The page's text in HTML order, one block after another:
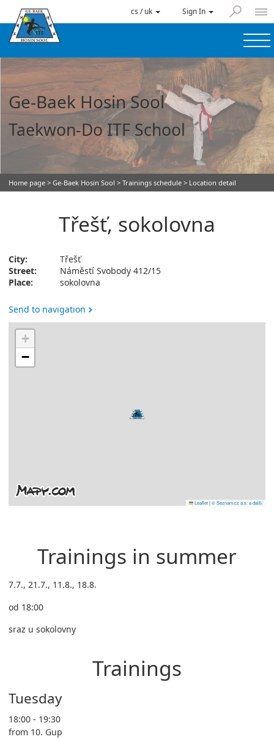
cs / uk Sign In
Ge-Baek Hosin Sool
Taekwon-Do ITF School
Home page > Ge-Baek Hosin Sool > Trainings schedule > Location detail
Třešť, sokolovna
City:
Třešť
Street:
Náměstí Svobody 412/15
Place:
sokolovna
Send to navigation
+
−
Leaflet|© Seznam.cz a.s. a další
Trainings in summer
7.7., 21.7., 11.8., 18.8.
od 18:00
sraz u sokolovny
Trainings
Tuesday
18:00 - 19:30
from 10. Gup